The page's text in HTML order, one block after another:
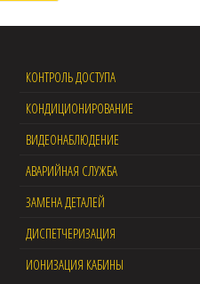
КОНТРОЛЬ ДОСТУПА
КОНДИЦИОНИРОВАНИЕ
ВИДЕОНАБЛЮДЕНИЕ
АВАРИЙНАЯ СЛУЖБА
ЗАМЕНА ДЕТАЛЕЙ
ДИСПЕТЧЕРИЗАЦИЯ
ИОНИЗАЦИЯ КАБИНЫ